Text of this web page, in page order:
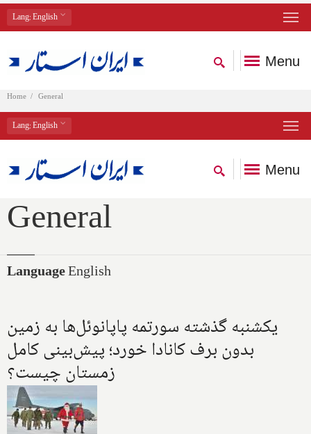
Lang: English
Menu
Home General
Lang: English
Menu
General
LanguageEnglish
یکشنبه گذشته سورتمه پاپانوئل‌ها به زمین
بدون برف کانادا خورد؛ پیش‌بینی کامل
زمستان چیست؟